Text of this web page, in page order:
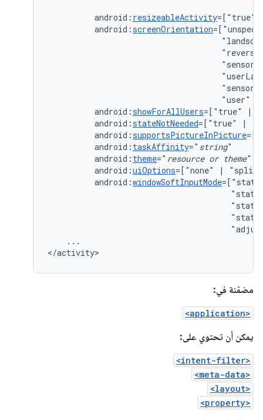
android: resizeableActivity=["true"
android:screenOrientation
"sensor"
"user"
android:showForAllUsers=["true"
|
android:stateNotNeeded=["true"
|
android:supportsPictureInPicture
android: taskAffinity=" string
android: theme=" resource or theme
android:uiOptions=["none"
|
android:windowSoftInputMode
...
</activity>
مضمّنة في:
<application>
يمكن أن تحتوي على:
<intent-filter>
<meta-data>
<layout>
<property>